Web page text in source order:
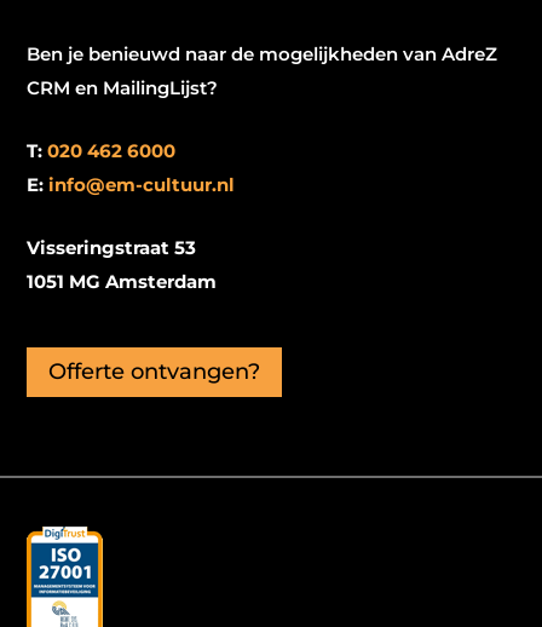
Ben je benieuwd naar de mogelijkheden van AdreZ
CRM en MailingLijst?
T:020 462 6000
E:info@em-cultuur.nl
Visseringstraat 53
1051 MG Amsterdam
Offerte ontvangen?